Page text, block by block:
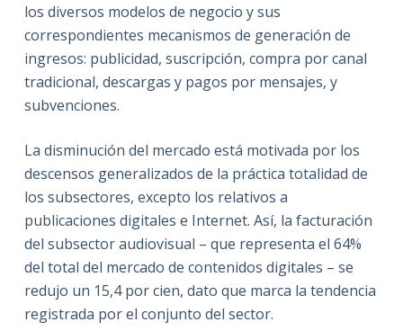
los diversos modelos de negocio y sus
correspondientes mecanismos de generación de
ingresos: publicidad, suscripción, compra por canal
tradicional, descargas y pagos por mensajes, y
subvenciones.
La disminución del mercado está motivada por los
descensos generalizados de la práctica totalidad de
los subsectores, excepto los relativos a
publicaciones digitales e Internet. Así, la facturación
del subsector audiovisual – que representa el 64%
del total del mercado de contenidos digitales – se
redujo un 15,4 por cien, dato que marca la tendencia
registrada por el conjunto del sector.